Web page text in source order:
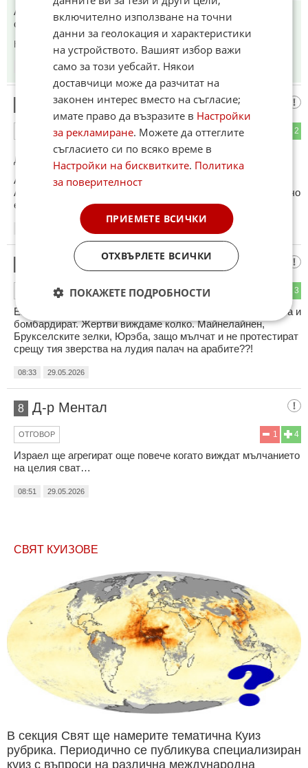
Ако Нетаняхо беше президент на Русия щеше да изравни
със земята Киев.
Коментиран от
29.05.2026
Мунчо
2
ОТГОВОР
До коментар от "Шопо":
А представяш ли си да беше президент на
Америка.....щеше да изрине Иран за няколко дни, ама Дончо
е слаба "ракия".... 🤣
29.05.2026
Калъчев
3
ОТГОВОР
Евреите предупредиха хората да се махат и няма и 2 часа и
бомбардират. Жертви виждаме колко. Майнелайнен,
Брукселските зелки, Юрэба, защо мълчат и не протестират
срещу тия зверства на лудия палач на арабите??!
08:33 29.05.2026
8 Д-р Ментал
4
1
ОТГОВОР
Израел ще агрегират още повече когато виждат мълчанието
на целия сват…
08:51 29.05.2026
СВЯТ КУИЗОВЕ
В секция Свят ще намерите тематична Куиз
рубрика. Периодично се публикува специализиран
куиз с въпроси на различна международна
включително използване на точни
данни за геолокация и характеристики
на устройството. Вашият избор важи
само за този уебсайт. Някои
доставчици може да разчитат на
законен интерес вместо на съгласие;
имате право да възразите в Настройки
за рекламиране. Можете да оттеглите
съгласието си по всяко време в
Настройки на бисквитките. Политика
за поверителност
ПРИЕМЕТЕ ВСИЧКИ
ОТХВЪРЛЕТЕ ВСИЧКИ
ПОКАЖЕТЕ ПОДРОБНОСТИ